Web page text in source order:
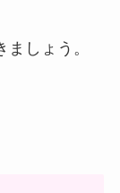
しょう。